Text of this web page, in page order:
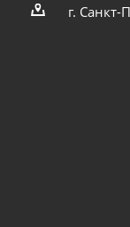
г. Санкт-